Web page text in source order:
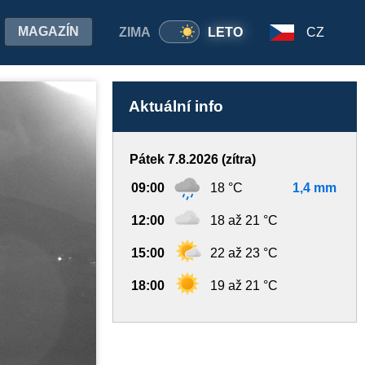
ZIMA LETO
MAGAZÍN CZ
Aktuální info
Pátek 7.8.2026 (zítra)
09:00 18 °C 1,4 mm
12:00 18 až 21 °C
15:00 22 až 23 °C
18:00 19 až 21 °C